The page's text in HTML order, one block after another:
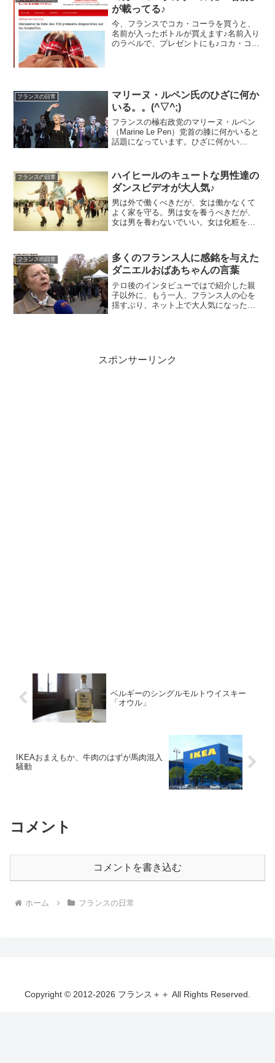
が載ってる♪
今、フランスでコカ・コーラを買うと、
名前が入ったボトルが買えます♪名前入り
のラベルで、プレゼントにも♪コカ・コー
フランスの日常
マリーヌ・ルペン氏のひざに何か
いる。。(^▽^;)
フランスの極右政党のマリーヌ・ルペン
（Marine Le Pen）党首の膝に何かいると
話題になっています。ひざに何かい
フランスの日常
ハイヒールのキュートな男性達の
ダンスビデオが大人気♪
男は外で働くべきだが、女は働かなくて
よく家を守る。男は女を養うべきだが、
女は男を養わないでいい。女は化粧をす
「社会的文化的な性のありよう」であっ
て、一般的に日本ではジェンダ...
フランスの日常
多くのフランス人に感銘を与えた
ダニエルおばあちゃんの言葉
テロ後のインタビューではで紹介した親
子以外に、もう一人、フランス人の心を
揺すぶり、ネット上で大人気になった方
スポンサーリンク
ベルギーのシングルモルトウイスキー
「オウル」
IKEAおまえもか、牛肉のはずが馬肉混入
騒動
コメント
コメントを書き込む
ホーム フランスの日常
Copyright © 2012-2026 フランス＋＋ All Rights Reserved.